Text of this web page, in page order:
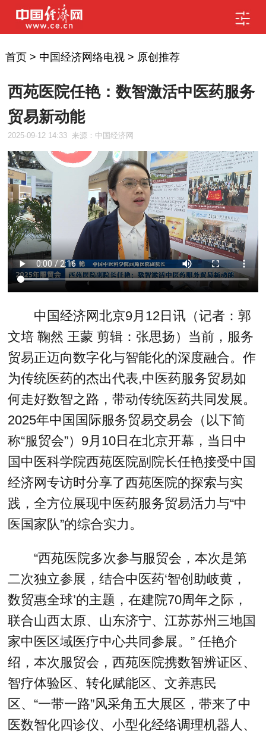
首页> 中国经济网络电视> 原创推荐
西苑医院任艳：数智激活中医药服务
贸易新动能
2025-09-12 14:33 来源：中国经济网
中国经济网北京9月12日讯（记者：郭
文培 鞠然 王蒙 剪辑：张思扬）当前，服务
贸易正迈向数字化与智能化的深度融合。作
为传统医药的杰出代表,中医药服务贸易如
何走好数智之路，带动传统医药共同发展。
2025年中国国际服务贸易交易会（以下简
称“服贸会”）9月10日在北京开幕，当日中
国中医科学院西苑医院副院长任艳接受中国
经济网专访时分享了西苑医院的探索与实
践，全方位展现中医药服务贸易活力与“中
医国家队”的综合实力。
“西苑医院多次参与服贸会，本次是第
二次独立参展，结合中医药‘智创助岐黄，
数贸惠全球’的主题，在建院70周年之际，
联合山西太原、山东济宁、江苏苏州三地国
家中医区域医疗中心共同参展。” 任艳介
绍，本次服贸会，西苑医院携数智辨证区、
智疗体验区、转化赋能区、文养惠民
区、“一带一路”风采角五大展区，带来了中
医数智化四诊仪、小型化经络调理机器人、